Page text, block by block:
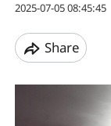
2025-07-05 08:45:45
Share